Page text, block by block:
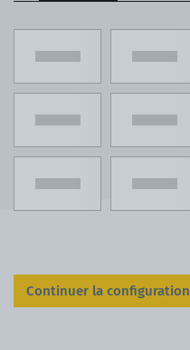
Continuer la configuration